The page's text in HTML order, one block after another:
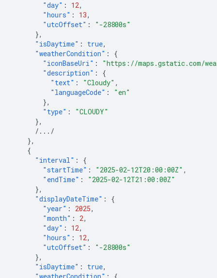
"day" : 12,
"hours" : 13,
"utcOffset" :
"-28800s"
},
"isDaytime" : true,
"weatherCondition" :
{
"iconBaseUri" :
"https://maps.gstatic.com/
"description" :
{
"text" : "Cloudy" ,
"languageCode" :
"en"
},
"type" :
"CLOUDY"
},
/.../
},
{
"interval" :
{
"startTime" : "2025-02-12T20:00:00Z" ,
"endTime" :
"2025-02-12T21:00:00Z"
},
"displayDateTime" :
{
"year" : 2025,
"month" : 2,
"day" : 12,
"hours" : 12,
"utcOffset" :
"-28800s"
},
"isDaytime" : true,